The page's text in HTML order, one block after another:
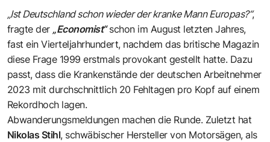
„Ist Deutschland schon wieder der kranke Mann Europas?“,
fragte der „Economist“schon im August letzten Jahres,
fast ein Vierteljahrhundert, nachdem das britische Magazin
diese Frage 1999 erstmals provokant gestellt hatte. Dazu
passt, dass die Krankenstände der deutschen Arbeitnehmer
2023 mit durchschnittlich 20 Fehltagen pro Kopf auf einem
Rekordhoch lagen.
Abwanderungsmeldungen machen die Runde. Zuletzt hat
Nikolas Stihl, schwäbischer Hersteller von Motorsägen, als